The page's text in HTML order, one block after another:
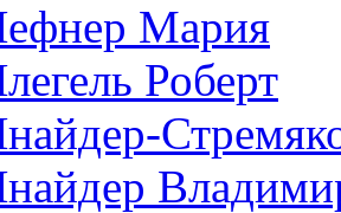
Мария
Роберт